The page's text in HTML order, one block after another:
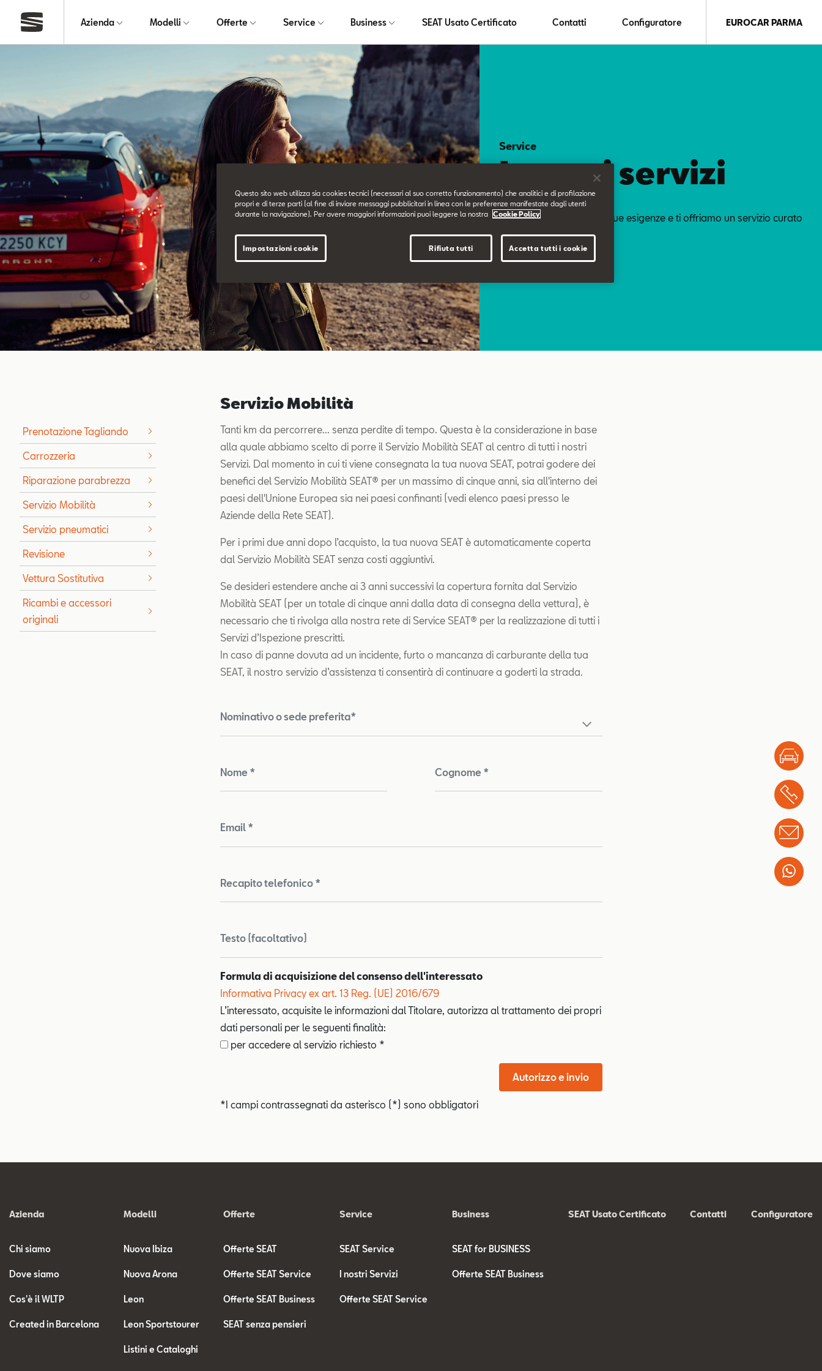
Azienda Modelli Offerte Service Business SEAT Usato Certificato Contatti Configuratore EUROCAR PARMA
Service
I nostri servizi
Ci prendiamo cura delle tue esigenze e ti offriamo un servizio curato
nei minimi dettagli.
Prenotazione Tagliando
Carrozzeria
Riparazione parabrezza
Servizio Mobilità
Servizio pneumatici
Revisione
Vettura Sostitutiva
Ricambi e accessori
originali
Servizio Mobilità
Tanti km da percorrere... senza perdite di tempo. Questa è la considerazione in base
alla quale abbiamo scelto di porre il Servizio Mobilità SEAT al centro di tutti i nostri
Servizi. Dal momento in cui ti viene consegnata la tua nuova SEAT, potrai godere dei
benefici del Servizio Mobilità SEAT® per un massimo di cinque anni, sia all'interno dei
paesi dell'Unione Europea sia nei paesi confinanti (vedi elenco paesi presso le
Aziende della Rete SEAT).
Per i primi due anni dopo l’acquisto, la tua nuova SEAT è automaticamente coperta
dal Servizio Mobilità SEAT senza costi aggiuntivi.
Se desideri estendere anche ai 3 anni successivi la copertura fornita dal Servizio
Mobilità SEAT (per un totale di cinque anni dalla data di consegna della vettura), è
necessario che ti rivolga alla nostra rete di Service SEAT® per la realizzazione di tutti i
Servizi d’Ispezione prescritti.
In caso di panne dovuta ad un incidente, furto o mancanza di carburante della tua
SEAT, il nostro servizio d’assistenza ti consentirà di continuare a goderti la strada.
Nominativo o sede preferita*
Nome * Cognome *
Email *
Recapito telefonico *
Testo (facoltativo)
Formula di acquisizione del consenso dell'interessato
Informativa Privacy ex art. 13 Reg. (UE) 2016/679
L’interessato, acquisite le informazioni dal Titolare, autorizza al trattamento dei propri
dati personali per le seguenti finalità:
per accedere al servizio richiesto *
Autorizzo e invio
*I campi contrassegnati da asterisco (*) sono obbligatori
Azienda
Chi siamo
Dove siamo
Cos'è il WLTP
Created in Barcelona
Modelli
Nuova Ibiza
Nuova Arona
Leon
Leon Sportstourer
Listini e Cataloghi
Offerte
Offerte SEAT
Offerte SEAT Service
Offerte SEAT Business
SEAT senza pensieri
Service
SEAT Service
I nostri Servizi
Offerte SEAT Service
Business
SEAT for BUSINESS
Offerte SEAT Business
SEAT Usato Certificato Contatti Configuratore
Questo sito web utilizza sia cookies tecnici (necessari al suo corretto funzionamento) che analitici e di profilazione
propri e di terze parti (al fine di inviare messaggi pubblicitari in linea con le preferenze manifestate dagli utenti
durante la navigazione). Per avere maggiori informazioni puoi leggere la nostra
Cookie Policy
Impostazioni cookie Rifiuta tutti Accetta tutti i cookie